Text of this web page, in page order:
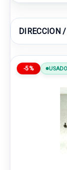
DIRECCION
-5% USADO